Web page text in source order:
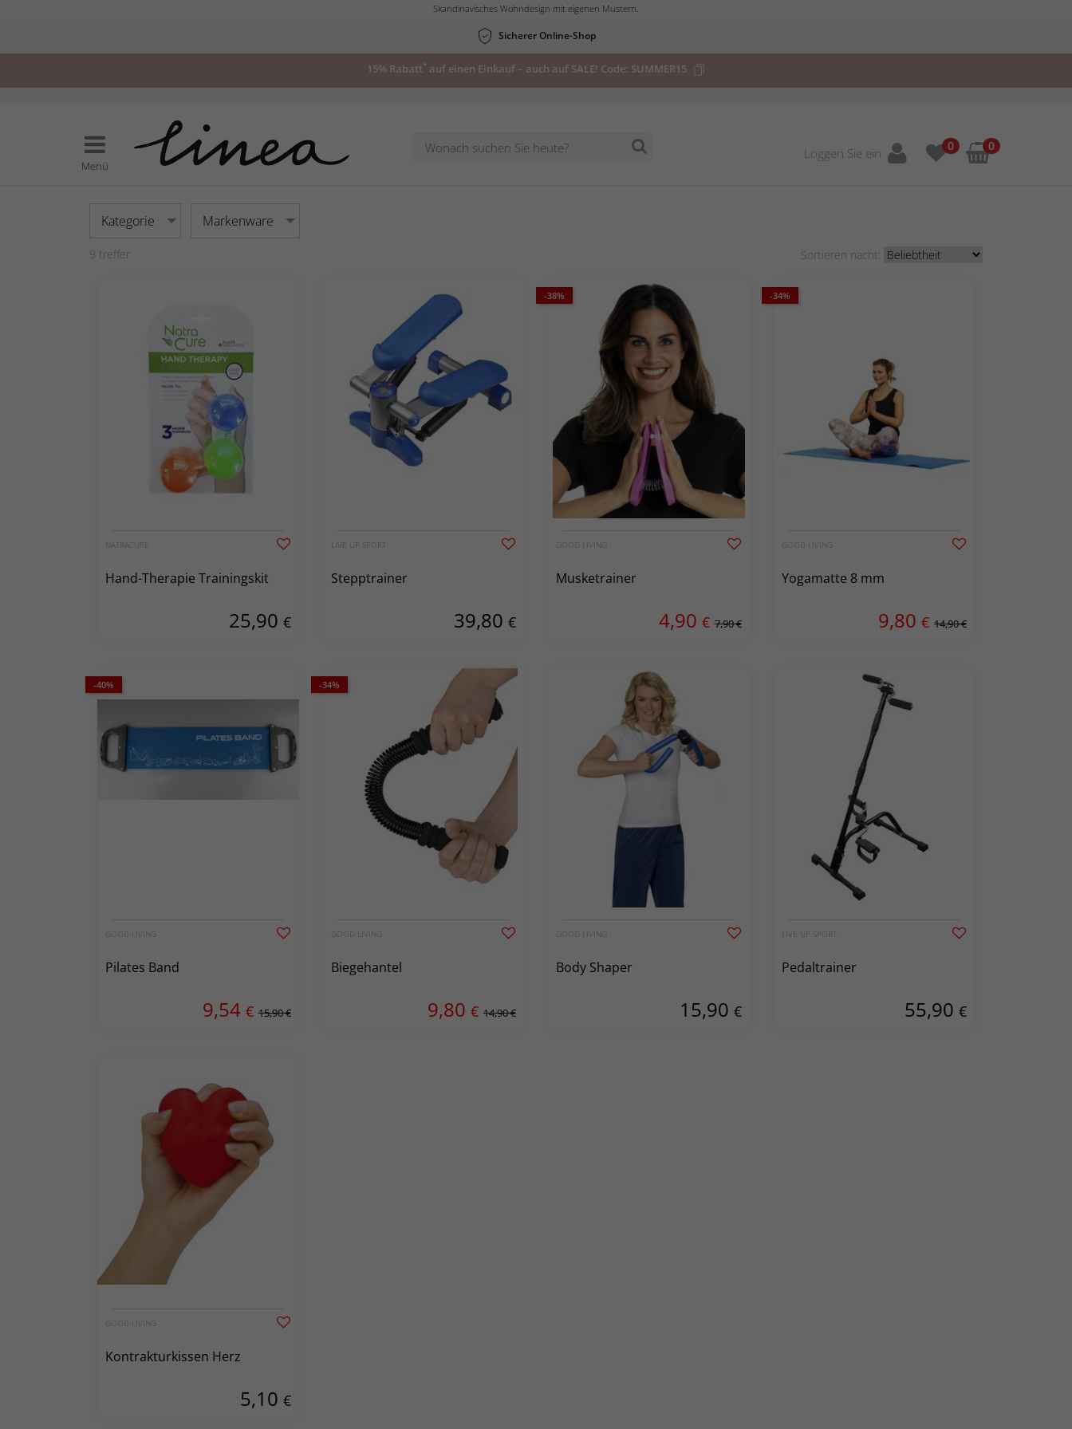
Skandinavisches Wohndesign mit eigenen Mustern.
Sicherer Online-Shop
15% Rabatt* auf einen Einkauf – auch auf SALE! Code: SUMMER15
Menü
Loggen Sie ein 0 0
Kategorie Markenware
9 treffer Sortieren nacht:
NATRACURE
Hand-Therapie Trainingskit
25,90 €
LIVE UP SPORT
Stepptrainer
39,80 €
-38%
GOOD LIVING
Musketrainer
4,90 € 7,90 €
-34%
GOOD LIVING
Yogamatte 8 mm
9,80 € 14,90 €
-40%
GOOD LIVING
Pilates Band
9,54 € 15,90 €
-34%
GOOD LIVING
Biegehantel
9,80 € 14,90 €
GOOD LIVING
Body Shaper
15,90 €
LIVE UP SPORT
Pedaltrainer
55,90 €
GOOD LIVING
Kontrakturkissen Herz
5,10 €